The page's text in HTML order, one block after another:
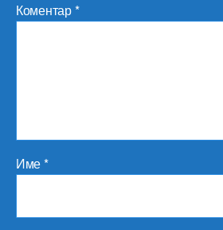
Коментар*
Име*